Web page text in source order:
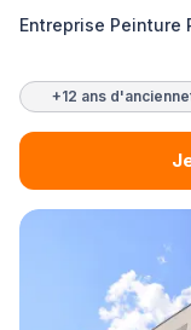
Entreprise Peinture
+12 ans